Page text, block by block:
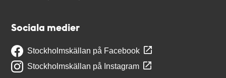
Sociala medier
Stockholmskällan på Facebook
Stockholmskällan på Instagram